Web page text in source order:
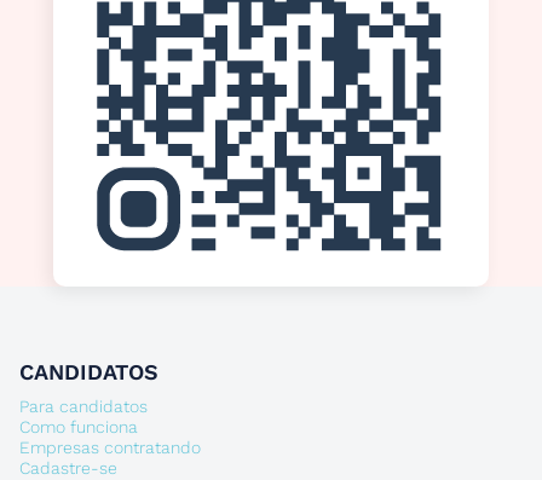
CANDIDATOS
Para candidatos
Como funciona
Empresas contratando
Cadastre-se